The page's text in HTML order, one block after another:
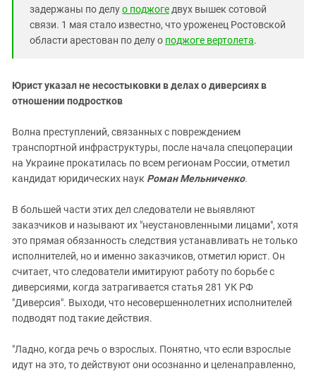
задержаны по делуо поджоге двух вышек сотовой
связи. 1 мая стало известно, что уроженец Ростовской
области арестован по делу о поджоге вертолета.
Юрист указал не несостыковки в делах о диверсиях в
отношении подростков
Волна преступлений, связанных с повреждением
транспортной инфраструктуры, после начала спецоперации
на Украине прокатилась по всем регионам России, отметил
кандидат юридических наук Роман Мельниченко.
В большей части этих дел следователи не выявляют
заказчиков и называют их "неустановленными лицами", хотя
это прямая обязанность следствия устанавливать не только
исполнителей, но и именно заказчиков, отметил юрист. Он
считает, что следователи имитируют работу по борьбе с
диверсиями, когда затрагивается статья 281 УК РФ
"Диверсия". Выходи, что несовершеннолетних исполнителей
подводят под такие действия.
"Ладно, когда речь о взрослых. Понятно, что если взрослые
идут на это, то действуют они осознанно и целенаправленно,